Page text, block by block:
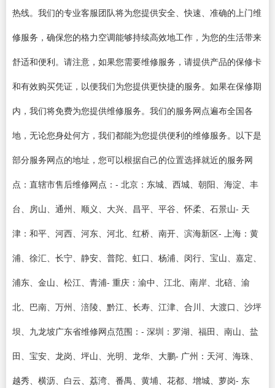
热线。我们的专业客服团队将为您提供安全、快速、准确的上门维
修服务，确保您的格力空调能够持续高效地工作，为您的生活带来
舒适和便利。请注意，如果您需要维修服务，请提供产品的保修卡
和有效购买凭证，以便我们为您提供更快捷的服务。如果在保修期
内，我们将免费为您提供维修服务。我们的服务网点遍布全国各
地，无论您身处何方，我们都能为您提供便利的维修服务。以下是
部分服务网点的地址，您可以根据自己的位置选择就近的服务网
点：直辖市售后维修网点：- 北京：东城、西城、朝阳、海淀、丰
台、房山、通州、顺义、大兴、昌平、平谷、怀柔、石景山- 天
津：和平、河西、河东、河北、红桥、南开、滨海新区- 上海：黄
浦、徐汇、长宁、静安、普陀、虹口、杨浦、闵行、宝山、嘉定、
浦东、金山、松江、青浦- 重庆：渝中、江北、南岸、北碚、渝
北、巴南、万州、涪陵、黔江、长寿、江津、合川、大渡口、沙坪
坝、九龙坡广东省维修网点范围：- 深圳：罗湖、福田、南山、盐
田、宝安、龙岗、坪山、光明、龙华、大鹏- 广州：天河、海珠、
越秀、横沥、白云、荔湾、番禺、黄埔、花都、增城、萝岗- 东